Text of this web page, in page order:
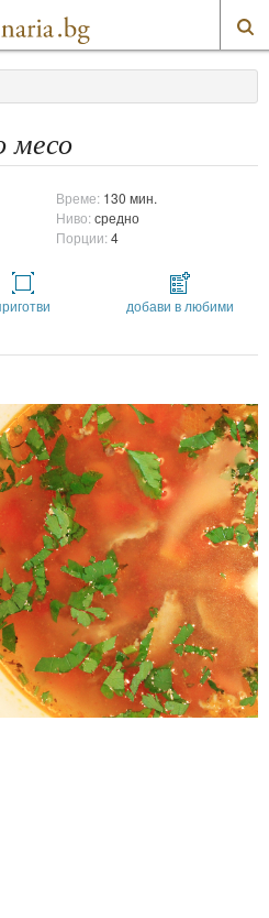
месо
Време: 130 мин.
Ниво:средно
Порции:4
добави в любими